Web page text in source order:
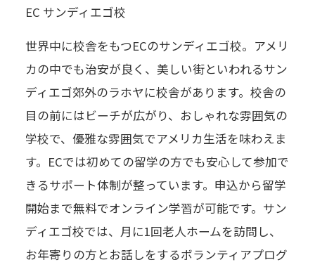
EC サンディエゴ校
世界中に校舎をもつECのサンディエゴ校。アメリ
カの中でも治安が良く、美しい街といわれるサン
ディエゴ郊外のラホヤに校舎があります。校舎の
目の前にはビーチが広がり、おしゃれな雰囲気の
学校で、優雅な雰囲気でアメリカ生活を味わえま
す。ECでは初めての留学の方でも安心して参加で
きるサポート体制が整っています。申込から留学
開始まで無料でオンライン学習が可能です。サン
ディエゴ校では、月に1回老人ホームを訪問し、
お年寄りの方とお話しをするボランティアプログ